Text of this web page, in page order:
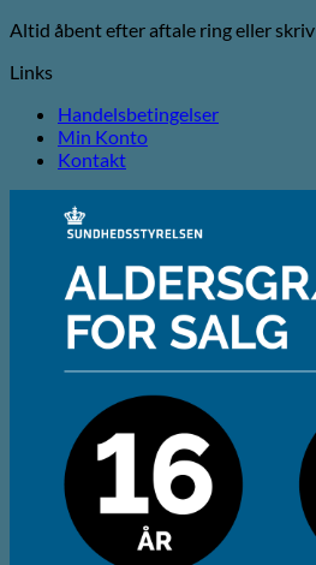
Altid åbent efter aftale ring eller skriv
Links
Handelsbetingelser
Min Konto
Kontakt